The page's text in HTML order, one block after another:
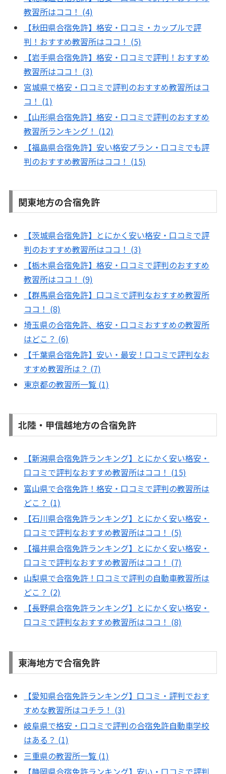
教習所はココ！ (4)
【秋田県合宿免許】格安・口コミ・カップルで評
判！おすすめ教習所はココ！ (5)
【岩手県合宿免許】格安・口コミで評判！おすすめ
教習所はココ！ (3)
宮城県で格安・口コミで評判のおすすめ教習所はコ
コ！ (1)
【山形県合宿免許】格安・口コミで評判のおすすめ
教習所ランキング！ (12)
【福島県合宿免許】安い格安プラン・口コミでも評
判のおすすめ教習所はココ！ (15)
関東地方の合宿免許
【茨城県合宿免許】とにかく安い格安・口コミで評
判のおすすめ教習所はココ！ (3)
【栃木県合宿免許】格安・口コミで評判のおすすめ
教習所はココ！ (9)
【群馬県合宿免許】口コミで評判なおすすめ教習所
ココ！ (8)
埼玉県の合宿免許、格安・口コミおすすめの教習所
はどこ？ (6)
【千葉県合宿免許】安い・最安！口コミで評判なお
すすめ教習所は？ (7)
東京都の教習所一覧 (1)
北陸・甲信越地方の合宿免許
【新潟県合宿免許ランキング】とにかく安い格安・
口コミで評判なおすすめ教習所はココ！ (15)
富山県で合宿免許！格安・口コミで評判の教習所は
どこ？ (1)
【石川県合宿免許ランキング】とにかく安い格安・
口コミで評判なおすすめ教習所はココ！ (5)
【福井県合宿免許ランキング】とにかく安い格安・
口コミで評判なおすすめ教習所はココ！ (7)
山梨県で合宿免許！口コミで評判の自動車教習所は
どこ？ (2)
【長野県合宿免許ランキング】とにかく安い格安・
口コミで評判なおすすめ教習所はココ！ (8)
東海地方で合宿免許
【愛知県合宿免許ランキング】口コミ・評判でおす
すめな教習所はコチラ！ (3)
岐阜県で格安・口コミで評判の合宿免許自動車学校
はある？ (1)
三重県の教習所一覧 (1)
【静岡県合宿免許ランキング】安い・口コミで評判